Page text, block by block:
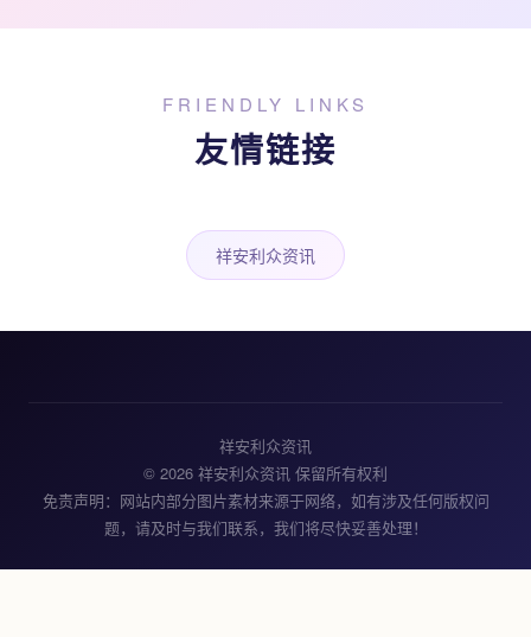
FRIENDLY LINKS
友情链接
祥安利众资讯
祥安利众资讯
© 2026 祥安利众资讯 保留所有权利
免责声明：网站内部分图片素材来源于网络，如有涉及任何版权问
题，请及时与我们联系，我们将尽快妥善处理！